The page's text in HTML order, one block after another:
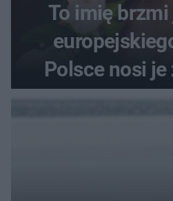
To imię
Polsce nosi